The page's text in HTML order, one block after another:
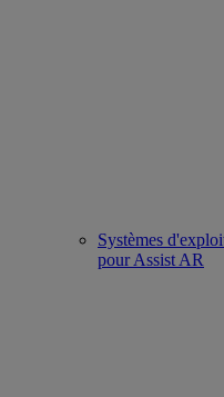
Systèmes
pour Assist AR